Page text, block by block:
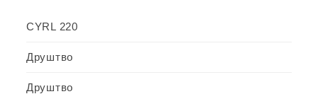
CYRL 220
Друштво
Друштво